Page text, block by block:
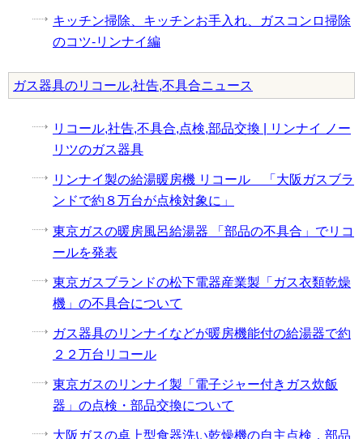
キッチン掃除、キッチンお手入れ、ガスコンロ掃除
のコツ-リンナイ編
ガス器具のリコール,社告,不具合ニュース
リコール,社告,不具合,点検,部品交換 | リンナイ ノー
リツのガス器具
リンナイ製の給湯暖房機 リコール 「大阪ガスブラ
ンドで約８万台が点検対象に」
東京ガスの暖房風呂給湯器 「部品の不具合」でリコ
ールを発表
東京ガスブランドの松下電器産業製「ガス衣類乾燥
機」の不具合について
ガス器具のリンナイなどが暖房機能付の給湯器で約
２２万台リコール
東京ガスのリンナイ製「電子ジャー付きガス炊飯
器」の点検・部品交換について
大阪ガスの卓上型食器洗い乾燥機の自主点検，部品